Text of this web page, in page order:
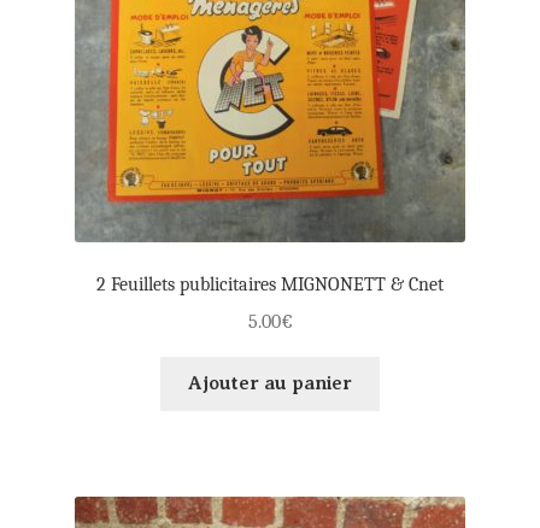
2 Feuillets publicitaires MIGNONETT & Cnet
5.00€
Ajouter au panier